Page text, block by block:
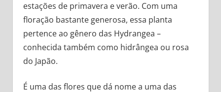
estações de primavera e verão. Com uma
floração bastante generosa, essa planta
pertence ao gênero das Hydrangea –
conhecida também como hidrângea ou rosa
do Japão.
É uma das flores que dá nome a uma das